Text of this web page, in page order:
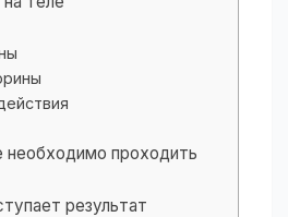
необходимо проходить
результат